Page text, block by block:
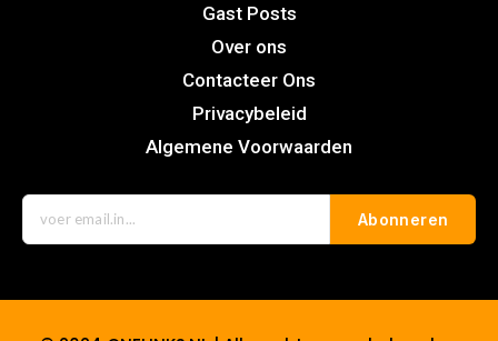
Gast Posts
Over ons
Contacteer Ons
Privacybeleid
Algemene Voorwaarden
Abonneren